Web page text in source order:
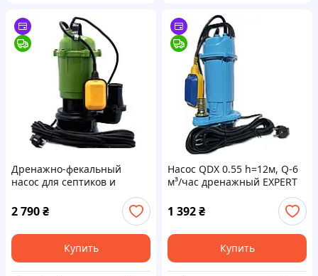
Дренажно-фекальный
насос для септиков и
PN26, Напор 8м,
Погружение 5м, Гарантия 3
года
2 790₴
Купить
Насос QDX 0.55 h=12м, Q-6
м³/час дренажный EXPERT
грязной води, откачки
септиков
1 392₴
Купить